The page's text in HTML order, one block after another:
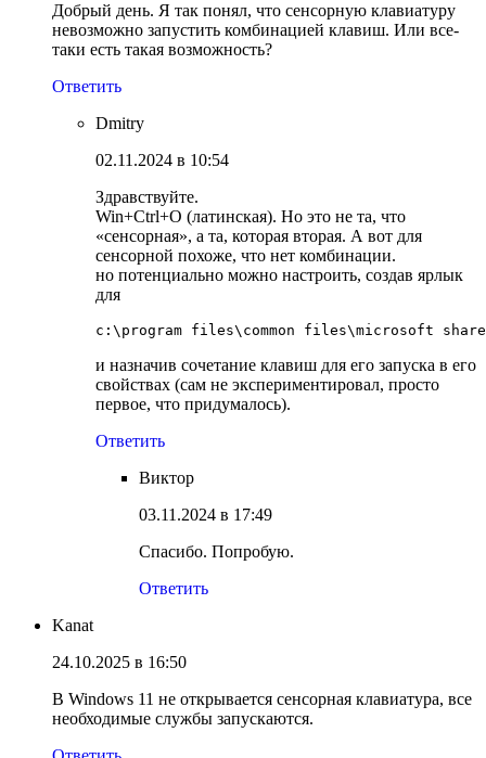
Добрый день. Я так понял, что сенсорную клавиатуру
невозможно запустить комбинацией клавиш. Или все-
таки есть такая возможность?
Ответить
Dmitry
02.11.2024 в 10:54
Здравствуйте.
Win+Ctrl+O (латинская). Но это не та, что
«сенсорная», а та, которая вторая. А вот для
сенсорной похоже, что нет комбинации.
но потенциально можно настроить, создав ярлык
для
c:\program files\common files\microsoft
и назначив сочетание клавиш для его запуска в его
свойствах (сам не экспериментировал, просто
первое, что придумалось).
Ответить
Виктор
03.11.2024 в 17:49
Спасибо. Попробую.
Ответить
Kanat
24.10.2025 в 16:50
В Windows 11 не открывается сенсорная клавиатура, все
необходимые службы запускаются.